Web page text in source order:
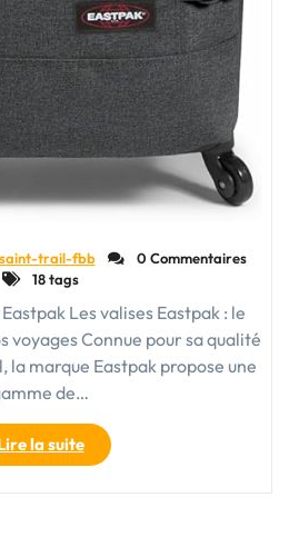
trail-fbb
0 Commentaires
18 tags
Les valises Eastpak : le
voyages Connue pour sa qualité
marque Eastpak propose une
de…
la suite"Les
valises
Eastpak